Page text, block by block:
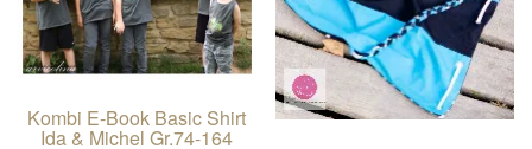
Kombi E-Book Basic Shirt
Ida & Michel Gr.74-164